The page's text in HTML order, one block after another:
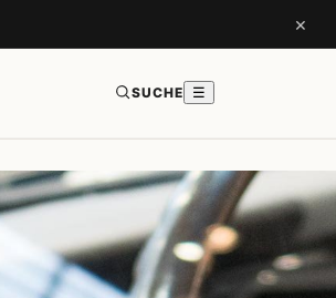
×
SUCHE ☰